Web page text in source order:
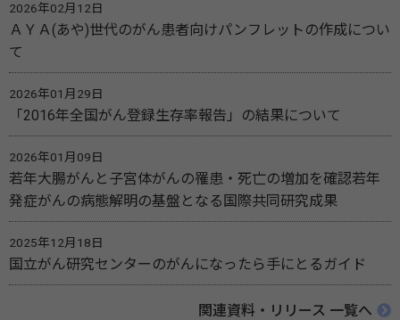
2026年02月12日
ＡＹＡ(あや)世代のがん患者向けパンフレットの作成につい
て
2026年01月29日
「2016年全国がん登録生存率報告」の結果について
2026年01月09日
若年大腸がんと子宮体がんの罹患・死亡の増加を確認若年
発症がんの病態解明の基盤となる国際共同研究成果
2025年12月18日
国立がん研究センターのがんになったら手にとるガイド
関連資料・リリース 一覧へ